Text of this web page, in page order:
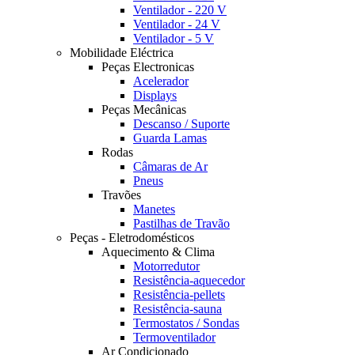
Ventilador - 220 V
Ventilador - 24 V
Ventilador - 5 V
Mobilidade Eléctrica
Peças Electronicas
Acelerador
Displays
Peças Mecânicas
Descanso / Suporte
Guarda Lamas
Rodas
Câmaras de Ar
Pneus
Travões
Manetes
Pastilhas de Travão
Peças - Eletrodomésticos
Aquecimento & Clima
Motorredutor
Resistência-aquecedor
Resistência-pellets
Resistência-sauna
Termostatos / Sondas
Termoventilador
Ar Condicionado